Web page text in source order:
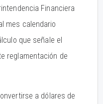
Financiera
mes calendario
que señale el
reglamentación de
a dólares de